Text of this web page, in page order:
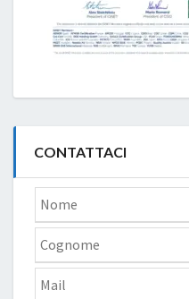
CONTATTACI